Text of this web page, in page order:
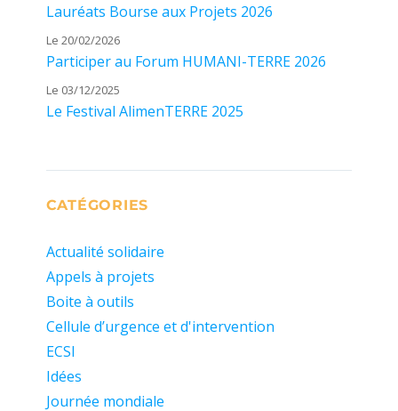
Lauréats Bourse aux Projets 2026
Le 20/02/2026
Participer au Forum HUMANI-TERRE 2026
Le 03/12/2025
Le Festival AlimenTERRE 2025
CATÉGORIES
Actualité solidaire
Appels à projets
Boite à outils
Cellule d’urgence et d'intervention
ECSI
Idées
Journée mondiale